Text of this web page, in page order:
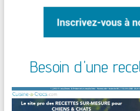
Besoin d'une